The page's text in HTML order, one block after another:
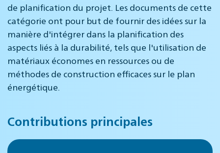
de planification du projet. Les documents de cette
catégorie ont pour but de fournir des idées sur la
manière d'intégrer dans la planification des
aspects liés à la durabilité, tels que l'utilisation de
matériaux économes en ressources ou de
méthodes de construction efficaces sur le plan
énergétique.
Contributions principales